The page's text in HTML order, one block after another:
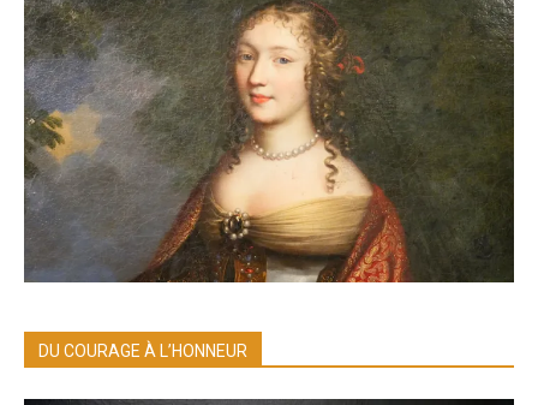
DU COURAGE À L’HONNEUR